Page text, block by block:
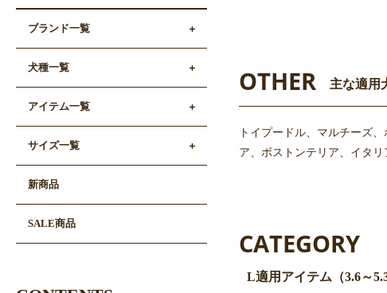
OTHER 主な適用
トイプードル、マルチーズ
ア、ボストンテリア、イタ
CATEGORY
L適用アイテム（3.6～
ブランド一覧
犬種一覧
アイテム一覧
サイズ一覧
新商品
SALE商品